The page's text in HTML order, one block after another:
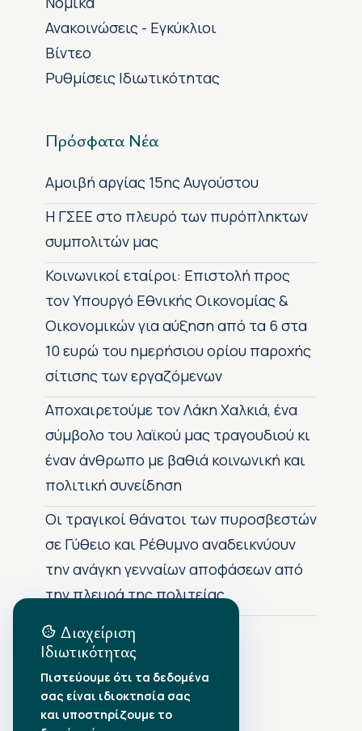
Ανακοινώσεις - Εγκύκλιοι
Βίντεο
Ρυθμίσεις Ιδιωτικότητας
Πρόσφατα Νέα
Αμοιβή αργίας 15ης Αυγούστου
H ΓΣΕΕ στο πλευρό των πυρόπληκτων
συμπολιτών μας
Κοινωνικοί εταίροι: Επιστολή προς
τον Υπουργό Εθνικής Οικονομίας &
Οικονομικών για αύξηση από τα 6 στα
10 ευρώ του ημερήσιου ορίου παροχής
σίτισης των εργαζόμενων
Αποχαιρετούμε τον Λάκη Χαλκιά, ένα
σύμβολο του λαϊκού μας τραγουδιού κι
έναν άνθρωπο με βαθιά κοινωνική και
πολιτική συνείδηση
Οι τραγικοί θάνατοι των πυροσβεστών
σε Γύθειο και Ρέθυμνο αναδεικνύουν
την ανάγκη γενναίων αποφάσεων από
την πλευρά της πολιτείας
Αρχείο Δημοσιεύσεων
•Αύγουστος 2026
•Ιούλιος 2026
Διαχείριση
Ιδιωτικότητας
Πιστεύουμε ότι τα δεδομένα
σας είναι ιδιοκτησία σας
και υποστηρίζουμε το